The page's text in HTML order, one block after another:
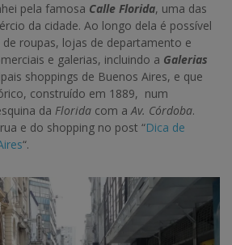
pela famosa Calle Florida, uma das
da cidade. Ao longo dela é possível
roupas, lojas de departamento e
e galerias, incluindo a Galerias
shoppings de Buenos Aires, e que
construído em 1889, num
da Florida com aAv. Córdoba.
e do shopping no post “Dica de
“.